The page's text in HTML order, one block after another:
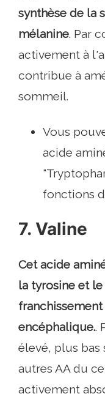
synthèse de la
mélanine. Par
activement à
contribue à
sommeil.
Vous
acide
fonctions
7. Valine
Cet acide
la tyrosine et
encéphalique..
élevé, plus bas
autres AA du
activement